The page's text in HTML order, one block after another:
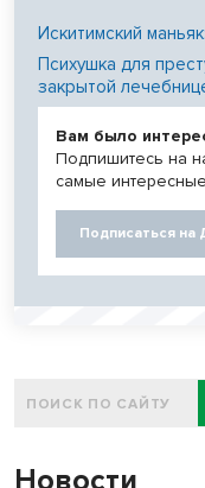
Искитимский
Психушка для
закрытой
Вам было
Подпишитесь на
самые
Подписаться на